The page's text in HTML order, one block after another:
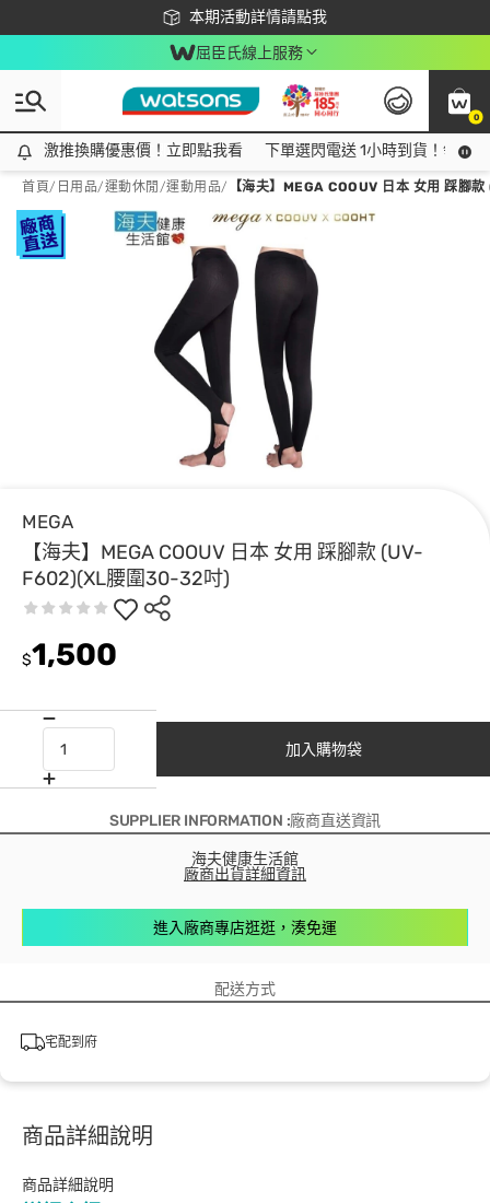
本期活動詳情請點我
下載app最高回饋$350
屈臣氏線上服務
0
激推換購優惠價！立即點我看
激推換購優惠價！立即點我看 下單選閃電送 1小時到貨！領神
首頁/ 日用品/運動休閒 /運動用品/ 【海夫】MEGA COOUV 日本 女用 踩
MEGA
【海夫】MEGA COOUV 日本 女用 踩腳款 (UV-
F602)(XL腰圍30-32吋)
$1,500
加入購物袋
SUPPLIER INFORMATION :廠商直送資訊
海夫健康生活館
廠商出貨詳細資訊
進入廠商專店逛逛，湊免運
配送方式
宅配到府
商品詳細說明
商品詳細說明